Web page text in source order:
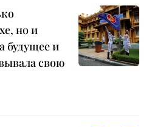
но и
будущее и
свою